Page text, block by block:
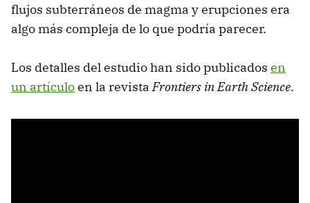
flujos subterráneos de magma y erupciones era
algo más compleja de lo que podría parecer.
Los detalles del estudio han sido publicados en
un artículoen la revistaFrontiers in Earth Science.